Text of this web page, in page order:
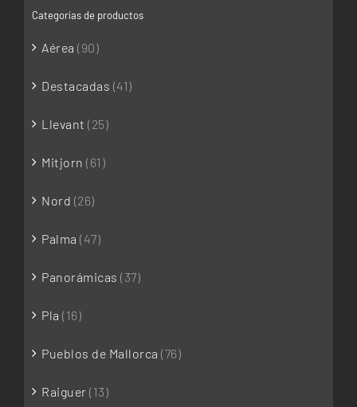
Categorías de productos
Aérea (90)
Destacadas (41)
Llevant (25)
Mitjorn (61)
Nord (26)
Palma (47)
Panorámicas (37)
Pla (16)
Pueblos de Mallorca (76)
Raiguer (13)